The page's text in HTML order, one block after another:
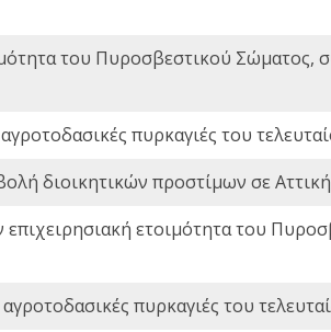
του Πυροσβεστικού
πυρκαγιές του
διοικητικών προστίμων σε
επιχειρησιακή ετοιμότητα του
αγροτοδασικές πυρκαγιές του